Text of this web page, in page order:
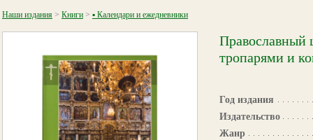
Наши издания > Книги > ▪ Календари и ежедневники
Православный
тропарями и
Год издания
Издательство
Жанр